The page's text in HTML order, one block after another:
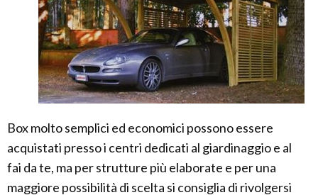
Box molto semplici ed economici possono essere
acquistati presso i centri dedicati al giardinaggio e al
fai da te, ma per strutture più elaborate e per una
maggiore possibilità di scelta si consiglia di rivolgersi